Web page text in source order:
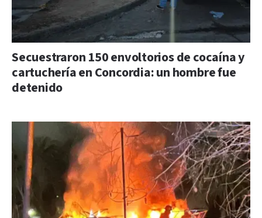
Secuestraron 150 envoltorios de cocaína y
cartuchería en Concordia: un hombre fue
detenido